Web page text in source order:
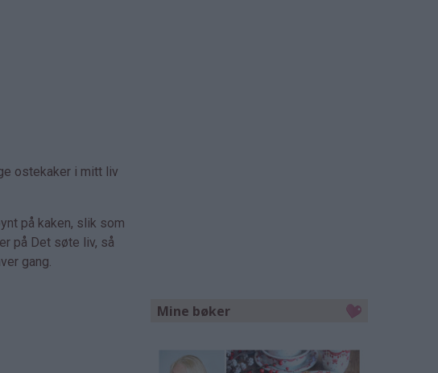
ostekaker i mitt liv
på kaken, slik som
på Det søte liv, så
gang.
Mine bøker